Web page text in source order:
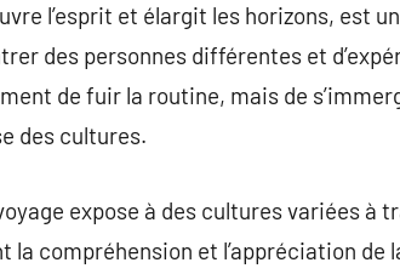
l’esprit et élargit les horizons, est
des personnes différentes et
de fuir la routine, mais de
des cultures.
expose à des cultures variées à
compréhension et l’appréciation de